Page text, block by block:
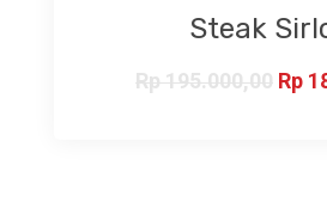
Steak
Rp195.000,00 Rp